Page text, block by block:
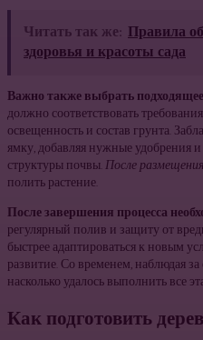
Читать так же: Правила
здоровья и красоты сада
Важно также выбрать
должно соответствовать
освещенность и состав грунта.
ямку, добавляя нужные удобрения
структуры почвы. После размещения
полить растение.
После завершения процесса
регулярный полив и защиту от
быстрее адаптироваться к новым
развитие. Со временем, наблюдая
насколько удалось выполнить все
Как подготовить